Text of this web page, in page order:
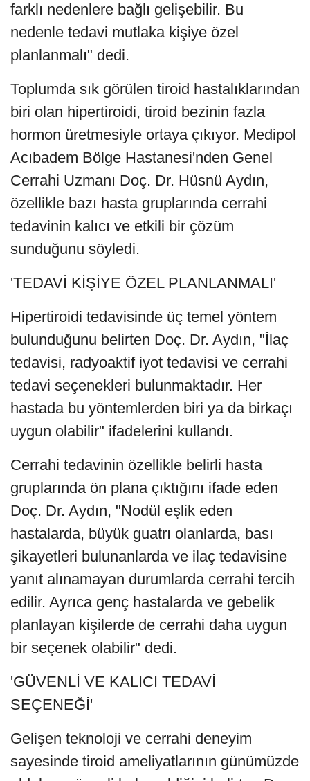
farklı nedenlere bağlı gelişebilir. Bu
nedenle tedavi mutlaka kişiye özel
planlanmalı" dedi.
Toplumda sık görülen tiroid hastalıklarından
biri olan hipertiroidi, tiroid bezinin fazla
hormon üretmesiyle ortaya çıkıyor. Medipol
Acıbadem Bölge Hastanesi'nden Genel
Cerrahi Uzmanı Doç. Dr. Hüsnü Aydın,
özellikle bazı hasta gruplarında cerrahi
tedavinin kalıcı ve etkili bir çözüm
sunduğunu söyledi.
'TEDAVİ KİŞİYE ÖZEL PLANLANMALI'
Hipertiroidi tedavisinde üç temel yöntem
bulunduğunu belirten Doç. Dr. Aydın, "İlaç
tedavisi, radyoaktif iyot tedavisi ve cerrahi
tedavi seçenekleri bulunmaktadır. Her
hastada bu yöntemlerden biri ya da birkaçı
uygun olabilir" ifadelerini kullandı.
Cerrahi tedavinin özellikle belirli hasta
gruplarında ön plana çıktığını ifade eden
Doç. Dr. Aydın, "Nodül eşlik eden
hastalarda, büyük guatrı olanlarda, bası
şikayetleri bulunanlarda ve ilaç tedavisine
yanıt alınamayan durumlarda cerrahi tercih
edilir. Ayrıca genç hastalarda ve gebelik
planlayan kişilerde de cerrahi daha uygun
bir seçenek olabilir" dedi.
'GÜVENLİ VE KALICI TEDAVİ
SEÇENEĞİ'
Gelişen teknoloji ve cerrahi deneyim
sayesinde tiroid ameliyatlarının günümüzde